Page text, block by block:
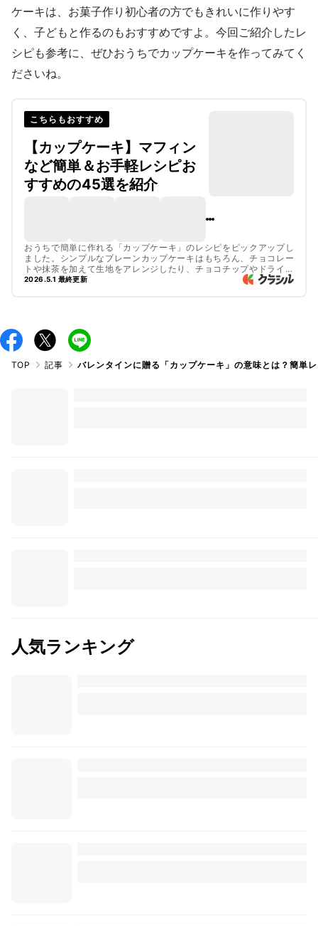
ケーキは、お菓子作り初心者の方でもきれいに作りやす
く、子どもと作るのもおすすめですよ。今回ご紹介したレ
シピも参考に、ぜひおうちでカップケーキを作ってみてく
ださいね。
こちらもおすすめ
【カップケーキ】マフィン
など簡単＆お手軽レシピお
すすめの45選を紹介
おうちで簡単に作れる「カップケーキ」のレシピをピックアップし
ました。シンプルなプレーンカップケーキはもちろん、チョコレー
トや抹茶を加えて生地をアレンジしたり、チョコチップやドライフ
ルーツなどトッピングをアレンジしたりと、豊富なバリエーション
2026.5.1 最終更新
TOP 記事 バレンタインに贈る「カップケーキ」の意味とは？簡単
人気ランキング